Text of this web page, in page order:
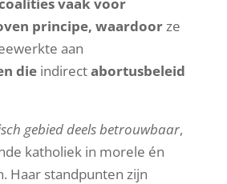
principe, waardoorze
aan
dieindirectabortusbeleid
gebied deels betrouwbaar,
katholiek in morele én
Haar standpunten zijn